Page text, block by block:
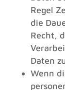
Regel
die
Recht,
Daten
Wenn